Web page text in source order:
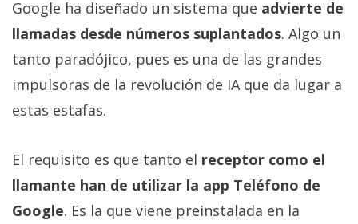
Google ha diseñado un sistema que advierte de
llamadas desde números suplantados. Algo un
tanto paradójico, pues es una de las grandes
impulsoras de la revolución de IA que da lugar a
estas estafas.
El requisito es que tanto el receptor como el
llamante han de utilizar la app Teléfono de
Google. Es la que viene preinstalada en la